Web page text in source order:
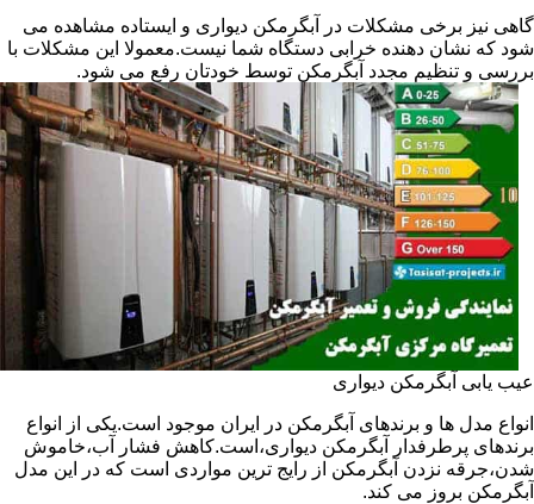
گاهی نیز برخی مشکلات در آبگرمکن دیواری و ایستاده مشاهده می
شود که نشان دهنده خرابی دستگاه شما نیست.معمولا این مشکلات با
بررسی و تنظیم مجدد آبگرمکن توسط خودتان رفع می شود.
عیب یابی آبگرمکن دیواری
انواع مدل ها و برندهای آبگرمکن در ایران موجود است.یکی از انواع
برندهای پرطرفدار آبگرمکن دیواری،است.کاهش فشار آب،خاموش
شدن،جرقه نزدن آبگرمکن از رایج ترین مواردی است که در این مدل
آبگرمکن بروز می کند.